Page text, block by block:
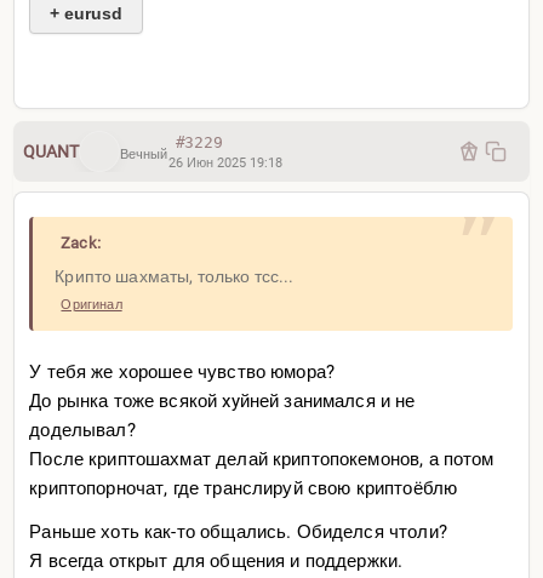
+ eurusd
Ожидание сигнала для закрытия
QUANT Вечный
#3229
26 Июн 2025 19:18
Zack:
Крипто шахматы, только тсс...
Оригинал
У тебя же хорошее чувство юмора?
До рынка тоже всякой xyйней занимался и не
доделывал?
После криптошахмат делай криптопокемонов, а потом
криптопорночат, где транслируй свою криптоёблю
Раньше хоть как-то общались. Обиделся чтоли?
Я всегда открыт для общения и поддержки.